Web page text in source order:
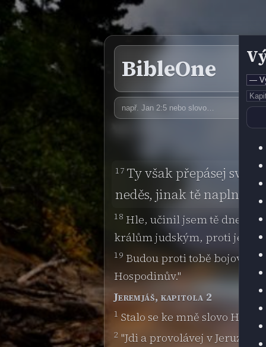
BibleOne
17 Ty však přepásej svá
neděs, jinak tě naplním
18 Hle, učinil jsem tě dnes
králům judským, proti jejich
19 Budou proti tobě bojovat,
Hospodinův."
Jeremjáš, kapitola 2
1 Stalo se ke mně slovo
2 "Jdi a provolávej v